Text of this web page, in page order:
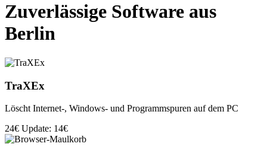
Zuverlässige Software aus
Berlin
TraXEx
Löscht Internet-, Windows- und Programmspuren auf dem PC
24€ Update: 14€